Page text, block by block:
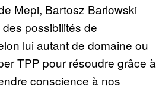
Mepi, Bartosz Barlowski
possibilités de
lui autant de domaine ou
TPP pour résoudre grâce à
conscience à nos